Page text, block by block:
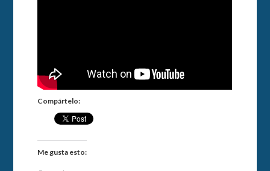
Compártelo:
Me gusta esto: